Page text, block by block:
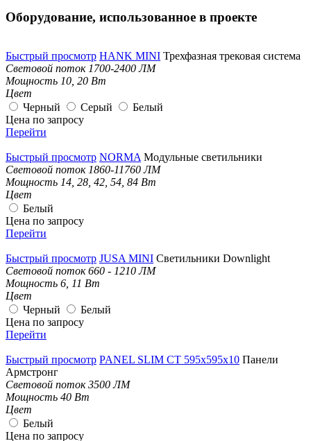
Оборудование, использованное в проекте
Быстрый просмотр HANK MINI Трехфазная трековая система
Световой поток 1700-2400 ЛМ
Мощность 10, 20 Вт
Цвет
Черный
Серый
Белый
Цена по запросу
Перейти
Быстрый просмотр NORMA Модульные светильники
Световой поток 1860-11760 ЛМ
Мощность 14, 28, 42, 54, 84 Вт
Цвет
Белый
Цена по запросу
Перейти
Быстрый просмотр JUSA MINI Светильники Downlight
Световой поток 660 - 1210 ЛМ
Мощность 6, 11 Вт
Цвет
Черный
Белый
Цена по запросу
Перейти
Быстрый просмотр PANEL SLIM CT 595x595x10 Панели
Армстронг
Световой поток 3500 ЛМ
Мощность 40 Вт
Цвет
Белый
Цена по запросу